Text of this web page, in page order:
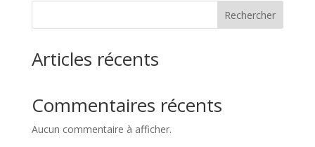
Rechercher
Articles récents
Commentaires récents
Aucun commentaire à afficher.